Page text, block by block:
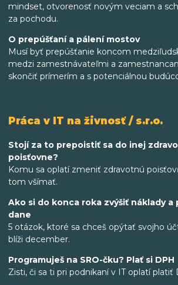
mindset, otvorenosť novým veciam a
za pochodu.
O prepúšťaní a pálení mostov
Musí byť prepúšťanie koncom
medzi zamestnávateľmi a
skončiť prímerím a s potenciálnou
Práca v IT na živnosť / s.r.o.
Stojí za to prepoistiť sa do inej
poisťovne?
Komu sa oplatí zmeniť zdravotnú
tom všímať.
Ako si do konca roka zvýšiť náklady a
dane
5 otázok, ktoré sa chceš opýtať svojho
blíži december.
Programuješ na SRO-čku? Plať si DPH
Zisti, či sa ti pri podnikaní v IT oplatí platiť